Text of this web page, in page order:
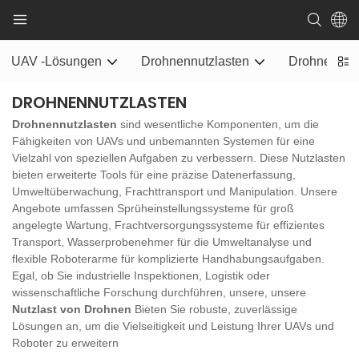
UAV -Lösungen Drohnennutzlasten
DROHNENNUTZLASTEN
Drohnennutzlasten sind wesentliche Komponenten, um die
Fähigkeiten von UAVs und unbemannten Systemen für eine
Vielzahl von speziellen Aufgaben zu verbessern. Diese Nutzlasten
bieten erweiterte Tools für eine präzise Datenerfassung,
Umweltüberwachung, Frachttransport und Manipulation. Unsere
Angebote umfassen Sprüheinstellungssysteme für groß
angelegte Wartung, Frachtversorgungssysteme für effizientes
Transport, Wasserprobenehmer für die Umweltanalyse und
flexible Roboterarme für komplizierte Handhabungsaufgaben.
Egal, ob Sie industrielle Inspektionen, Logistik oder
wissenschaftliche Forschung durchführen, unsere, unsere
Nutzlast von Drohnen Bieten Sie robuste, zuverlässige
Lösungen an, um die Vielseitigkeit und Leistung Ihrer UAVs und
Roboter zu erweitern